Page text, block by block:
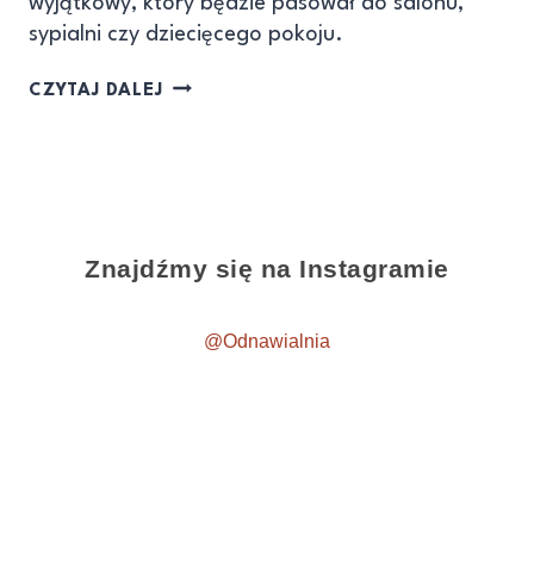
sypialni czy dziecięcego pokoju.
CZYTAJ DALEJ
Znajdźmy się na Instagramie
@Odnawialnia